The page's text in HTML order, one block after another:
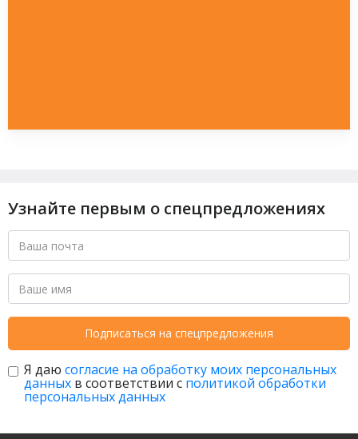
Узнайте первым о спецпредложениях
Подписаться на спецпредложения
Я даю согласие на обработку моих персональных
данных в соответствии с политикой обработки
персональных данных